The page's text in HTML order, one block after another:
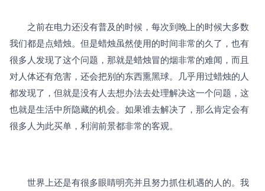
之前在电力还没有普及的时候，每次到晚上的时候大多数
我们都是点蜡烛。但是蜡烛虽然使用的时间非常的久了，也有
很多人发现了这个问题，那就是蜡烛冒的烟非常的难闻，而且
对人体还有危害，还会把别的东西熏黑球。几乎用过蜡烛的人
都发现了，但就是没有人去想办法去处理解决这一个问题，这
也就是生活中所隐藏的机会。如果谁去解决了，那么肯定会有
很多人为此买单，利润前景都非常的客观。
世界上还是有很多眼睛明亮并且努力抓住机遇的人的。我